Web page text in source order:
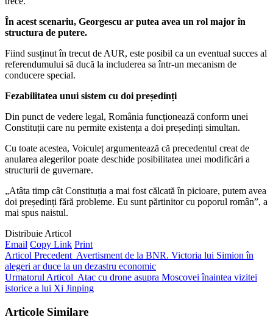
În acest scenariu, Georgescu ar putea avea un rol major în
structura de putere.
Fiind susținut în trecut de AUR, este posibil ca un eventual succes al
referendumului să ducă la includerea sa într-un mecanism de
conducere special.
Fezabilitatea unui sistem cu doi președinți
Din punct de vedere legal, România funcționează conform unei
Constituții care nu permite existența a doi președinți simultan.
Cu toate acestea, Voiculeț argumentează că precedentul creat de
anularea alegerilor poate deschide posibilitatea unei modificări a
structurii de guvernare.
„Atâta timp cât Constituția a mai fost călcată în picioare, putem avea
doi președinți fără probleme. Eu sunt părtinitor cu poporul român”, a
mai spus naistul.
Distribuie Articol
Email Copy Link Print
Articol Precedent Avertisment de la BNR. Victoria lui Simion în
alegeri ar duce la un dezastru economic
Urmatorul Articol Atac cu drone asupra Moscovei înaintea vizitei
istorice a lui Xi Jinping
Articole Similare